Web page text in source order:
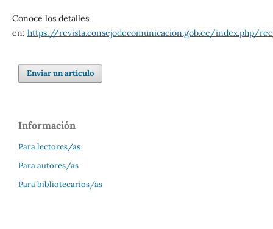
Conoce los detalles
en: https://revista.consejodecomunicacion.gob.ec/index.php/
Enviar un artículo
Información
Para lectores/as
Para autores/as
Para bibliotecarios/as